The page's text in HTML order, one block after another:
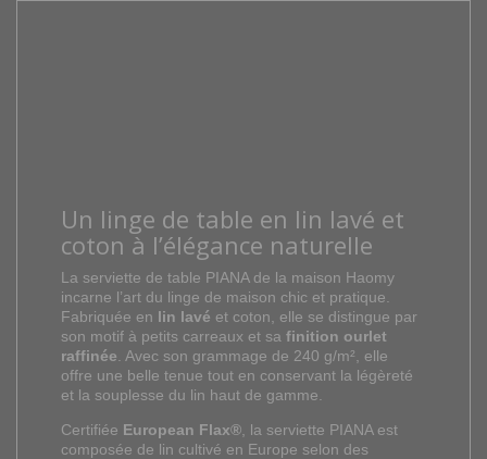
Un linge de table en lin lavé et
coton à l’élégance naturelle
La serviette de table PIANA de la maison Haomy
incarne l’art du linge de maison chic et pratique.
Fabriquée en lin lavé et coton, elle se distingue par
son motif à petits carreaux et sa finition ourlet
raffinée Avec son grammage de 240 g/m², elle
offre une belle tenue tout en conservant la légèreté
et la souplesse du lin haut de gamme.
Certifiée European Flax® la serviette PIANA est
composée de lin cultivé en Europe selon des